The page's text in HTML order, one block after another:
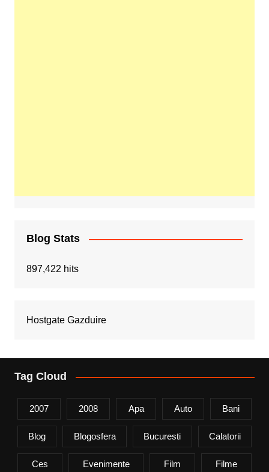
Blog Stats
897,422 hits
Hostgate Gazduire
Tag Cloud
2007 2008 Apa Auto Bani
Blog Blogosfera Bucuresti Calatorii
Ces Evenimente Film Filme